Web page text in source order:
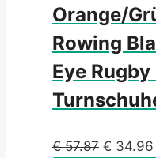
Orange/
Rowing
Eye
€57.87 € 34.96